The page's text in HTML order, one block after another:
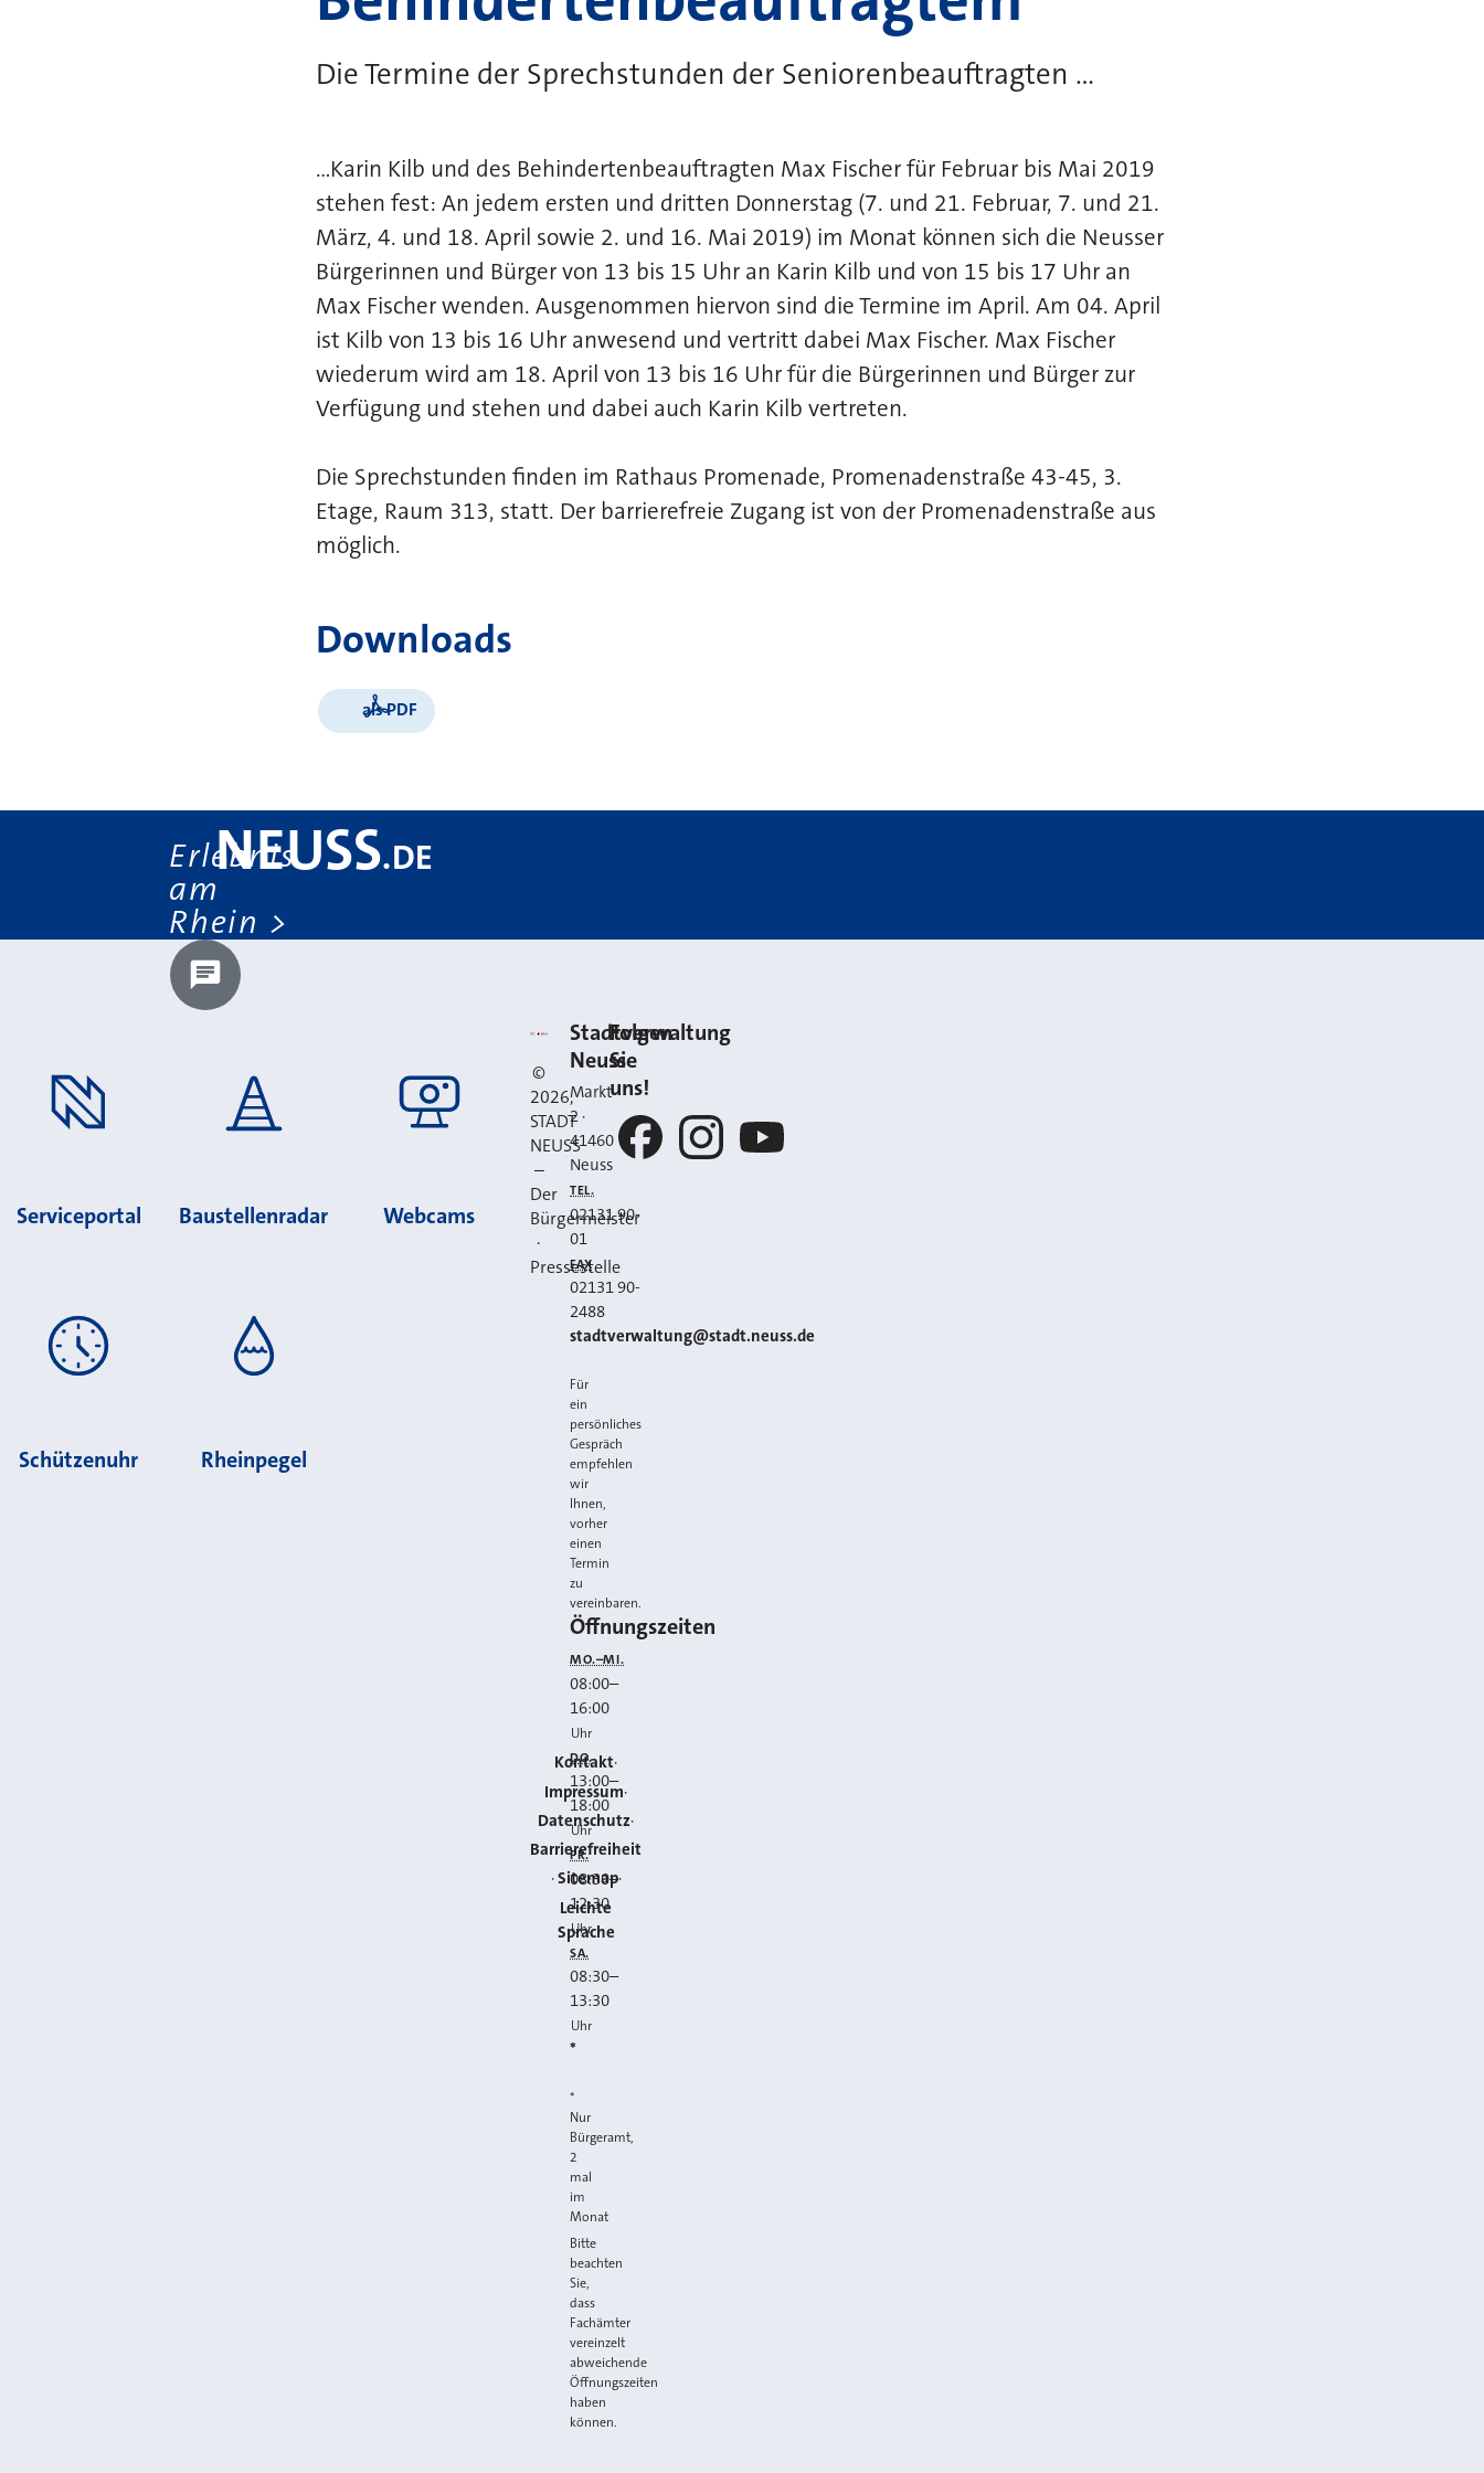
Die Termine der Sprechstunden der Seniorenbeauftragten ...
...Karin Kilb und des Behindertenbeauftragten Max Fischer für Februar bis Mai 2019
stehen fest: An jedem ersten und dritten Donnerstag (7. und 21. Februar, 7. und 21.
März, 4. und 18. April sowie 2. und 16. Mai 2019) im Monat können sich die Neusser
Bürgerinnen und Bürger von 13 bis 15 Uhr an Karin Kilb und von 15 bis 17 Uhr an
Max Fischer wenden. Ausgenommen hiervon sind die Termine im April. Am 04. April
ist Kilb von 13 bis 16 Uhr anwesend und vertritt dabei Max Fischer. Max Fischer
wiederum wird am 18. April von 13 bis 16 Uhr für die Bürgerinnen und Bürger zur
Verfügung und stehen und dabei auch Karin Kilb vertreten.
Die Sprechstunden finden im Rathaus Promenade, Promenadenstraße 43-45, 3.
Etage, Raum 313, statt. Der barrierefreie Zugang ist von der Promenadenstraße aus
möglich.
Downloads
als PDF
Erlebnis
am
Rhein
NEUSS.DE
Chatbot laden?
Serviceportal Baustellenradar Webcams
Schützenuhr Rheinpegel
Stadt Neuss
©
2026,
STADT
NEUSS
–
Der
Bürgermeister
·
Pressestelle
Kontakt
Impressum
Datenschutz
Barrierefreiheit
Sitemap
Leichte
Sprache
Kontakt
Stadtverwaltung
Neuss
Markt
2 ·
41460
Neuss
TEL.
02131 90-
01
FAX
02131 90-
2488
E-MAIL
stadtverwaltung@stadt.neuss.de
Für
ein
persönliches
Gespräch
empfehlen
wir
Ihnen,
vorher
einen
Termin
zu
vereinbaren.
Öffnungszeiten
MO.–MI.
08:00–
16:00
Uhr
DO.
13:00–
18:00
Uhr
FR.
08:30–
12:30
Uhr
SA.
08:30–
13:30
Uhr
*
*
Nur
Bürgeramt,
2
mal
im
Monat
Bitte
beachten
Sie,
dass
Fachämter
vereinzelt
abweichende
Öffnungszeiten
haben
können.
Folgen
Sie
uns!